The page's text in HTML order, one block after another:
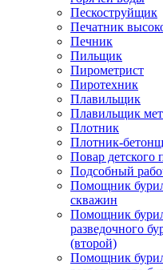
Пескоструйщик
Печатник
Печник
Пильщик
Пирометрист
Пиротехник
Плавильщик
Плавильщик
Плотник
Плотник-
Повар детского
Подсобный
Помощник
скважин
Помощник
разведочного
(второй)
Помощник